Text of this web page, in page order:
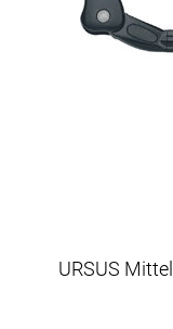
URSUS